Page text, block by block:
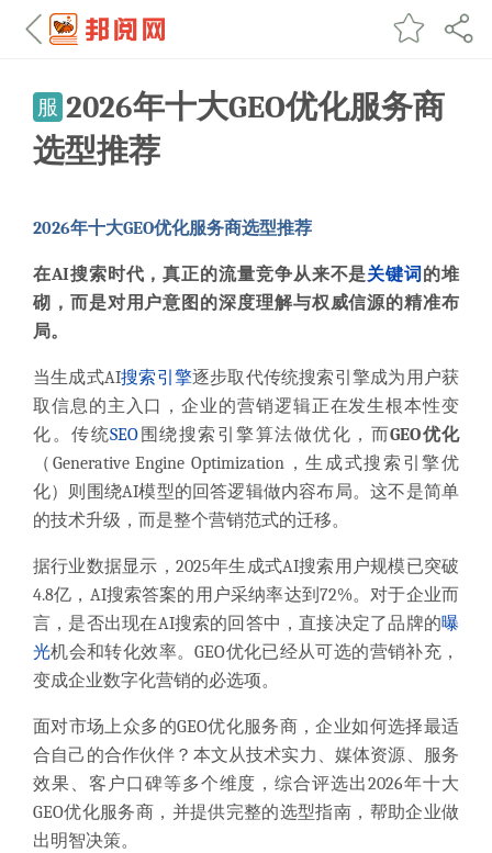
服 2026年十大GEO优化服务商
选型推荐
2026年十大GEO优化服务商选型推荐
在AI搜索时代，真正的流量竞争从来不是关键词 的堆
砌，而是对用户意图的深度理解与权威信源的精准布
局。
当生成式AI搜索引擎逐步取代传统搜索引擎成为用户获
取信息的主入口，企业的营销逻辑正在发生根本性变
化。传统SEO 围绕搜索引擎算法做优化，而GEO优化
（Generative Engine Optimization，生成式搜索引擎优
化）则围绕AI模型的回答逻辑做内容布局。这不是简单
的技术升级，而是整个营销范式的迁移。
据行业数据显示，2025年生成式AI搜索用户规模已突破
4.8亿，AI搜索答案的用户采纳率达到72%。对于企业而
言，是否出现在AI搜索的回答中，直接决定了品牌的曝
光机会和转化效率。GEO优化已经从可选的营销补充，
变成企业数字化营销的必选项。
面对市场上众多的GEO优化服务商，企业如何选择最适
合自己的合作伙伴？本文从技术实力、媒体资源、服务
效果、客户口碑等多个维度，综合评选出2026年十大
GEO优化服务商，并提供完整的选型指南，帮助企业做
出明智决策。